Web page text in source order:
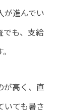
が進んでい
でも、支給
が高く、直
いても暑さ